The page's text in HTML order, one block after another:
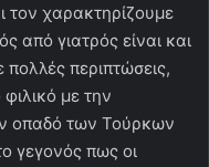
τον χαρακτηρίζουμε
από γιατρός είναι και
πολλές περιπτώσεις,
με την
οπαδό των Τούρκων
γεγονός πως οι